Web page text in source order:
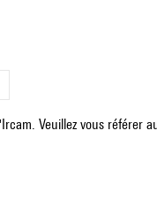
Veuillez vous référer